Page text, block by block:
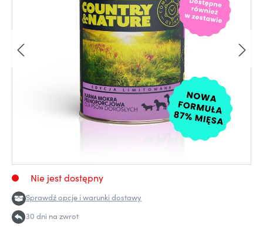
Nie jest dostępny
Sprawdź opcje i warunki dostawy
30 dni na zwrot